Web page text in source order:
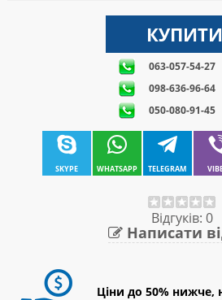
063-057-54-27
098-636-96-64
050-080-91-45
SKYPE WHATSAPP TELEGRAM
Відгуків: 0
Написати
Ціни до 50% нижче,